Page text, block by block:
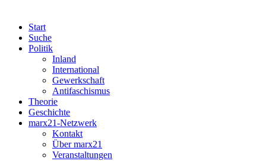
Start
Suche
Politik
Inland
International
Gewerkschaft
Antifaschismus
Theorie
Geschichte
marx21-Netzwerk
Kontakt
Über marx21
Veranstaltungen